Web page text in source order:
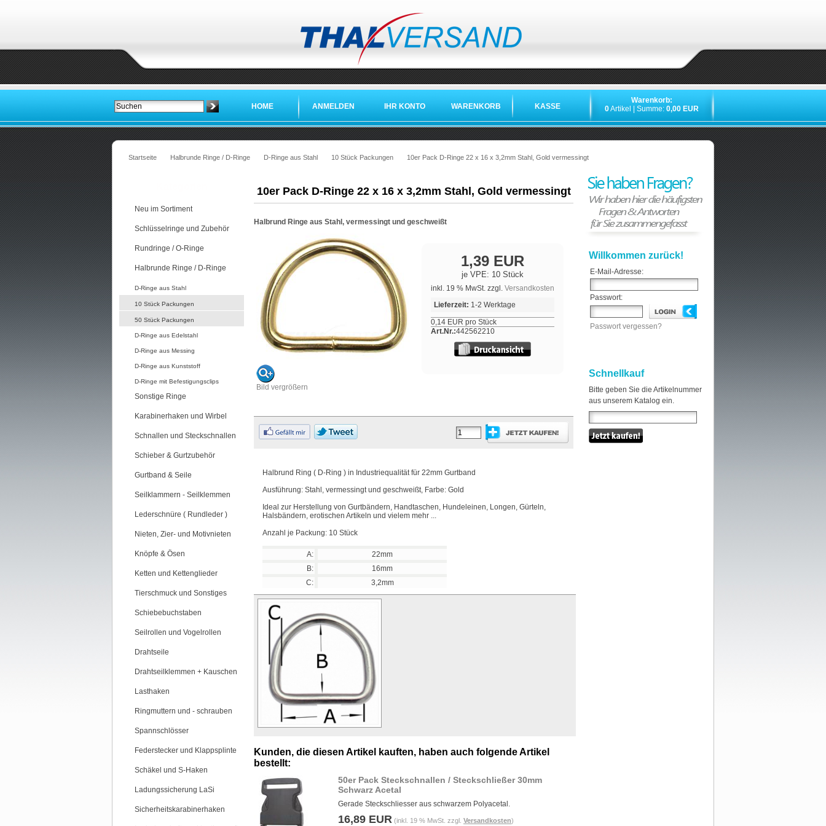
HOME ANMELDEN IHR KONTO WARENKORB KASSE
Warenkorb:
0Artikel | Summe: 0,00 EUR
Startseite Halbrunde Ringe / D-Ringe D-Ringe aus Stahl 10 Stück Packungen 10er Pack D-Ringe 22 x 16 x 3,2mm Stahl, Gold vermessingt
Neu im Sortiment
Schlüsselringe und Zubehör
Rundringe / O-Ringe
Halbrunde Ringe / D-Ringe
D-Ringe aus Stahl
10 Stück Packungen
50 Stück Packungen
D-Ringe aus Edelstahl
D-Ringe aus Messing
D-Ringe aus Kunststoff
D-Ringe mit Befestigungsclips
Sonstige Ringe
Karabinerhaken und Wirbel
Schnallen und Steckschnallen
Schieber & Gurtzubehör
Gurtband & Seile
Seilklammern - Seilklemmen
Lederschnüre ( Rundleder )
Nieten, Zier- und Motivnieten
Knöpfe & Ösen
Ketten und Kettenglieder
Tierschmuck und Sonstiges
Schiebebuchstaben
Seilrollen und Vogelrollen
Drahtseile
Drahtseilklemmen + Kauschen
Lasthaken
Ringmuttern und - schrauben
Spannschlösser
Federstecker und Klappsplinte
Schäkel und S-Haken
Ladungssicherung LaSi
Sicherheitskarabinerhaken
10er Pack D-Ringe 22 x 16 x 3,2mm Stahl, Gold vermessingt
Halbrund Ringe aus Stahl, vermessingt und geschweißt
Bild vergrößern
1,39 EUR
je VPE: 10 Stück
inkl. 19 % MwSt. zzgl. Versandkosten
Lieferzeit: 1-2 Werktage
0,14 EUR pro Stück
Art.Nr.:442562210
Halbrund Ring ( D-Ring ) in Industriequalität für 22mm Gurtband
Ausführung: Stahl, vermessingt und geschweißt, Farbe: Gold
Ideal zur Herstellung von Gurtbändern, Handtaschen, Hundeleinen, Longen, Gürteln,
Halsbändern, erotischen Artikeln und vielem mehr ...
Anzahl je Packung: 10 Stück
A:
22mm
B:
16mm
C:
3,2mm
Kunden, die diesen Artikel kauften, haben auch folgende Artikel
bestellt:
50er Pack Steckschnallen / Steckschließer 30mm
Schwarz Acetal
Gerade Steckschliesser aus schwarzem Polyacetal.
16,89 EUR (inkl. 19 % MwSt. zzgl. Versandkosten)
Willkommen zurück!
E-Mail-Adresse:
Passwort:
Passwort vergessen?
Schnellkauf
Bitte geben Sie die Artikelnummer
aus unserem Katalog ein.